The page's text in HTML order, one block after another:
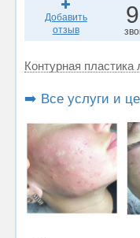
Добавить
отзыв
Контурная пластика
➡️ Все услуги и